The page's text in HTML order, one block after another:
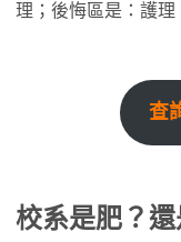
理；後悔區是：護理
查
校系是肥？